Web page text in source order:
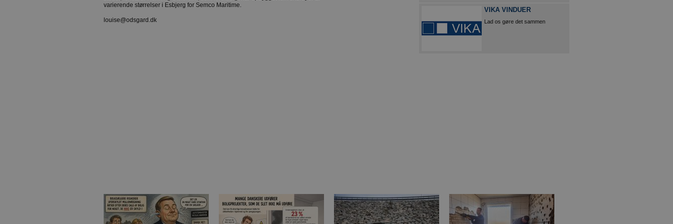
varierende størrelser i Esbjerg for Semco Maritime.
louise@odsgard.dk
VIKA VINDUER
Lad os gøre det sammen